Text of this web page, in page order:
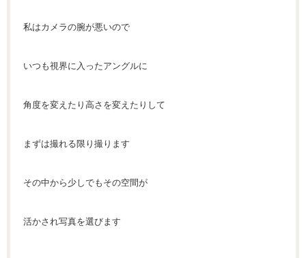
私はカメラの腕が悪いので
いつも視界に入ったアングルに
角度を変えたり高さを変えたりして
まずは撮れる限り撮ります
その中から少しでもその空間が
活かされ写真を選びます